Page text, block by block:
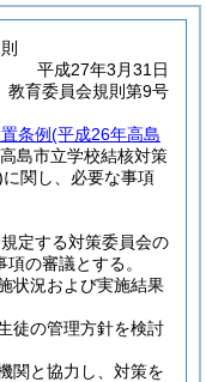
平成27年3月31日
教育委員会規則第9号
条例(平成26年高島
島市立学校結核対策
に関し、必要な事項
定する対策委員会の
の審議とする。
状況および実施結果
徒の管理方針を検討
関と協力し、対策を